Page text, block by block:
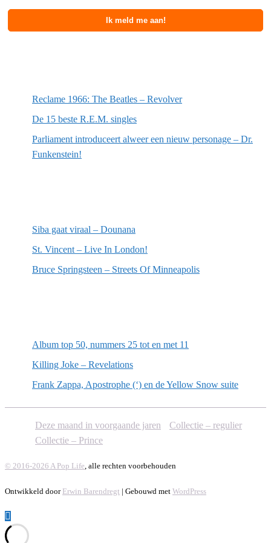
Reclame 1966: The Beatles – Revolver
De 15 beste R.E.M. singles
Parliament introduceert alweer een nieuw personage – Dr.
Funkenstein!
Siba gaat viraal – Dounana
St. Vincent – Live In London!
Bruce Springsteen – Streets Of Minneapolis
Album top 50, nummers 25 tot en met 11
Killing Joke – Revelations
Frank Zappa, Apostrophe (‘) en de Yellow Snow suite
Deze maand in voorgaande jaren
Collectie – regulier
Collectie – Prince
© 2016-2026 A Pop Life , alle rechten voorbehouden
Ontwikkeld door Erwin Barendregt | Gebouwd met WordPress